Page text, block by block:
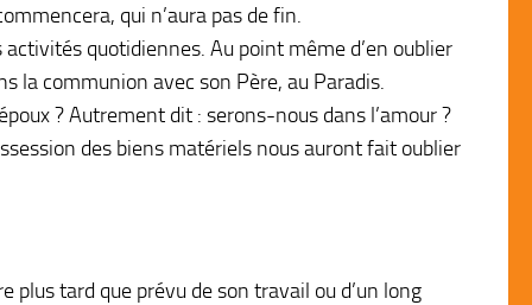
qui n’aura pas de fin.
quotidiennes. Au point même d’en oublier
la communion avec son Père, au Paradis.
? Autrement dit : serons-nous dans l’amour ?
des biens matériels nous auront fait oublier
plus tard que prévu de son travail ou d’un long